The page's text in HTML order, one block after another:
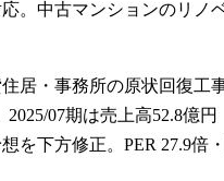
。中古マンションのリ
居・事務所の原状回復
07期は売上高52.8億
下方修正。PER 27.9倍